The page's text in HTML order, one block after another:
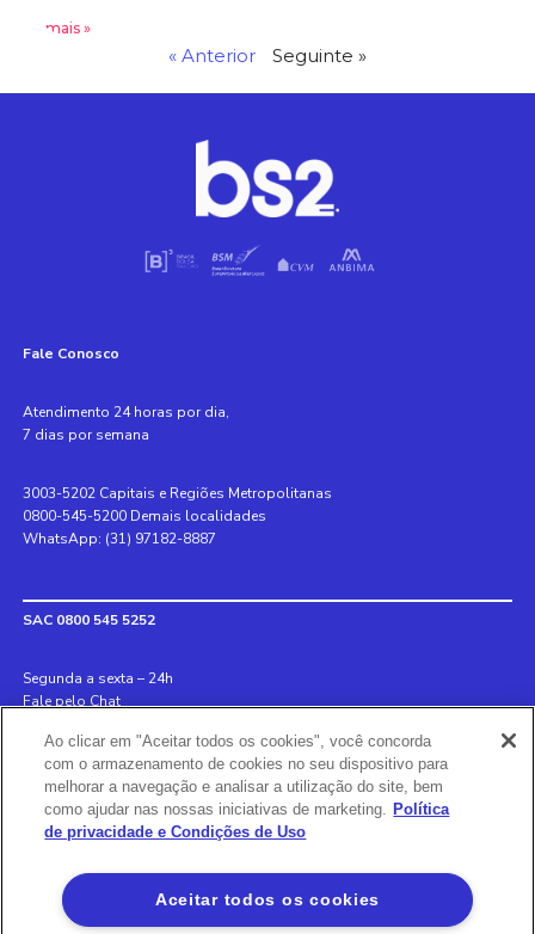
Leia mais »
« Anterior Seguinte »
Fale Conosco
Atendimento 24 horas por dia,
7 dias por semana
3003-5202 Capitais e Regiões Metropolitanas
0800-545-5200 Demais localidades
WhatsApp: (31) 97182-8887
SAC 0800 545 5252
Segunda a sexta – 24h
Fale pelo Chat
Internacional +55 31 3078 8152
Deficiente auditivo 0800 970 6993
Ouvidoria 0800 726 8889
Banco BS2
Via Olímpia, São Paulo, SP 04547-130, Brasil, 3003-5202
Ao clicar em "Aceitar todos os cookies", você concorda
com o armazenamento de cookies no seu dispositivo para
melhorar a navegação e analisar a utilização do site, bem
como ajudar nas nossas iniciativas de marketing. Política
de privacidade e Condições de Uso
Aceitar todos os cookies